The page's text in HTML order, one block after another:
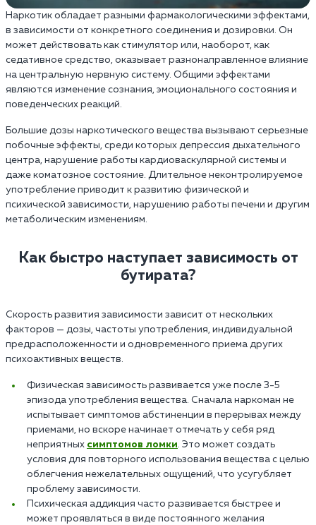
Наркотик обладает разными фармакологическими эффектами,
в зависимости от конкретного соединения и дозировки. Он
может действовать как стимулятор или, наоборот, как
седативное средство, оказывает разнонаправленное влияние
на центральную нервную систему. Общими эффектами
являются изменение сознания, эмоционального состояния и
поведенческих реакций.
Большие дозы наркотического вещества вызывают серьезные
побочные эффекты, среди которых депрессия дыхательного
центра, нарушение работы кардиоваскулярной системы и
даже коматозное состояние. Длительное неконтролируемое
употребление приводит к развитию физической и
психической зависимости, нарушению работы печени и другим
метаболическим изменениям.
Как быстро наступает зависимость от
бутирата?
Скорость развития зависимости зависит от нескольких
факторов — дозы, частоты употребления, индивидуальной
предрасположенности и одновременного приема других
психоактивных веществ.
Физическая зависимость развивается уже после 3-5
эпизода употребления вещества. Сначала наркоман не
испытывает симптомов абстиненции в перерывах между
приемами, но вскоре начинает отмечать у себя ряд
неприятных симптомов ломки. Это может создать
условия для повторного использования вещества с целью
облегчения нежелательных ощущений, что усугубляет
проблему зависимости.
Психическая аддикция часто развивается быстрее и
может проявляться в виде постоянного желания